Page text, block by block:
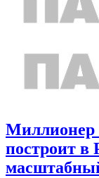
Миллионер
построит в